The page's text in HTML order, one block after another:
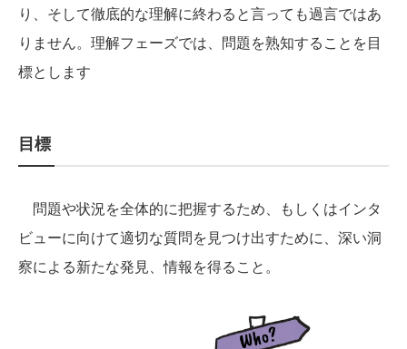
り、そして徹底的な理解に終わると言っても過言ではあ
りません。理解フェーズでは、問題を熟知することを目
標とします
目標
問題や状況を全体的に把握するため、もしくはインタ
ビューに向けて適切な質問を見つけ出すために、深い洞
察による新たな発見、情報を得ること。